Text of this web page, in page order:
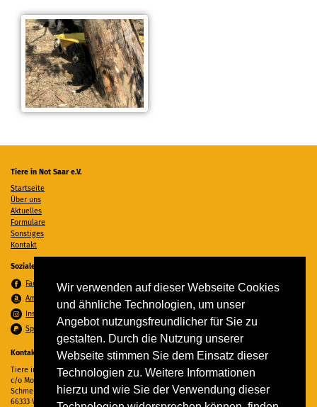
Wir verwenden auf dieser Webseite Cookies
und ähnliche Technologien, um unser
Angebot nutzungsfreundlicher für Sie zu
gestalten. Durch die Nutzung unserer
Webseite stimmen Sie dem Einsatz dieser
Technologien zu. Weitere Informationen
hierzu und wie Sie der Verwendung dieser
Tiere in Not Saar e.V.
Startseite
Über uns
Aktuelles
Formulare
Sonstiges
Kontakt
Soziale Medien
Facebook
Amazon Wunschzettel
Instagram
Spenden per PayPal
Kontakt
Tiere in Not Saar e.V.
c/o Monika Ewen
Schmelzer Straße 22
66333 Völklingen